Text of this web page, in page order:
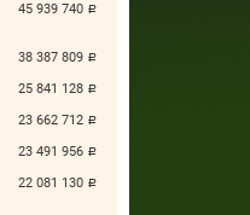
45 939 740 руб.
38 387 809 руб.
25 841 128 руб.
23 662 712 руб.
23 491 956 руб.
22 081 130 руб.